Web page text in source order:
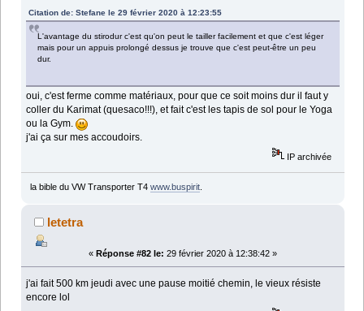
Citation de: Stefane le 29 février 2020 à 12:23:55
L'avantage du stirodur c'est qu'on peut le tailler facilement et que c'est léger
mais pour un appuis prolongé dessus je trouve que c'est peut-être un peu
dur.
oui, c'est ferme comme matériaux, pour que ce soit moins dur il faut y
coller du Karimat (quesaco!!!), et fait c'est les tapis de sol pour le Yoga
ou la Gym.
j'ai ça sur mes accoudoirs.
IP archivée
la bible du VW Transporter T4 www.buspirit.
letetra
« Réponse #82 le: 29 février 2020 à 12:38:42 »
j'ai fait 500 km jeudi avec une pause moitié chemin, le vieux résiste
encore lol